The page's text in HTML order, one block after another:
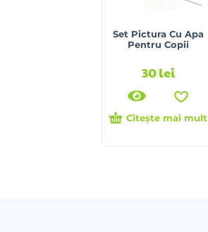
Set Pictura Cu Apa
Pentru Copii
30lei
Citește mai mult